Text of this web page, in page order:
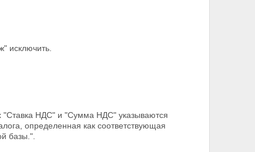
исключить.
"Ставка НДС" и "Сумма НДС" указываются
определенная как соответствующая
базы.".